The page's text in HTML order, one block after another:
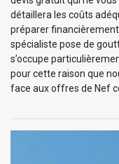
détaillera les coûts
préparer financièrement
spécialiste pose de
s’occupe
pour cette raison que
face aux offres de Nef